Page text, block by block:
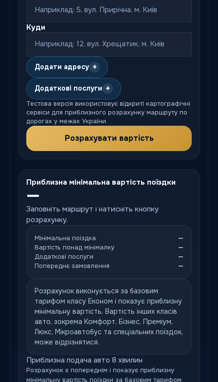
Куди
Додати адресу +
Додаткові послуги +
Тестова версія використовує відкриті картографічні
сервіси для приблизного розрахунку маршруту по
дорогах у межах України.
Розрахувати вартість
Приблизна мінімальна вартість поїздки
—
Заповніть маршрут і натисніть кнопку
розрахунку.
Мінімальна поїздка
—
Вартість понад мінімалку
—
Додаткові послуги
—
Попереднє замовлення
—
Розрахунок виконується за базовим
тарифом класу Економ і показує приблизну
мінімальну вартість. Вартість інших класів
авто, зокрема Комфорт, Бізнес, Преміум,
Люкс, Мікроавтобус та спеціальних поїздок,
може відрізнятися.
Приблизна подача авто 8 хвилин
Розрахунок є попереднім і показує приблизну
мінімальну вартість поїздки за базовим тарифом.